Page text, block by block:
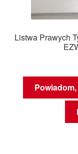
Listwa Prawych